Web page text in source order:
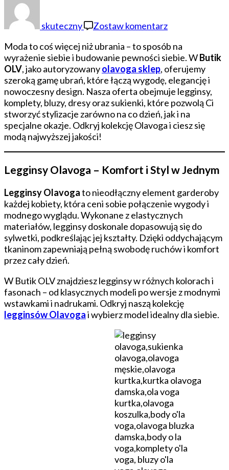
skuteczny Zostaw komentarz
–
Twój
Olavoga
Sklep
Pełen
Najnowszych
Trendów
Moda to coś więcej niż ubrania – to sposób na
wyrażenie siebie i budowanie pewności siebie. WButik
OLV, jako autoryzowanyolavoga sklep, oferujemy
szeroką gamę ubrań, które łączą wygodę, elegancję i
nowoczesny design. Nasza oferta obejmuje legginsy,
komplety, bluzy, dresy oraz sukienki, które pozwolą Ci
stworzyć stylizacje zarówno na co dzień, jak i na
specjalne okazje. Odkryj kolekcję Olavoga i ciesz się
modą najwyższej jakości!
Legginsy Olavoga – Komfort i Styl w Jednym
Legginsy Olavogato nieodłączny element garderoby
każdej kobiety, która ceni sobie połączenie wygody i
modnego wyglądu. Wykonane z elastycznych
materiałów, legginsy doskonale dopasowują się do
sylwetki, podkreślając jej kształty. Dzięki oddychającym
tkaninom zapewniają pełną swobodę ruchów i komfort
przez cały dzień.
W Butik OLV znajdziesz legginsy w różnych kolorach i
fasonach – od klasycznych modeli po wersje z modnymi
wstawkami i nadrukami. Odkryj naszą kolekcję
legginsów Olavogai wybierz model idealny dla siebie.